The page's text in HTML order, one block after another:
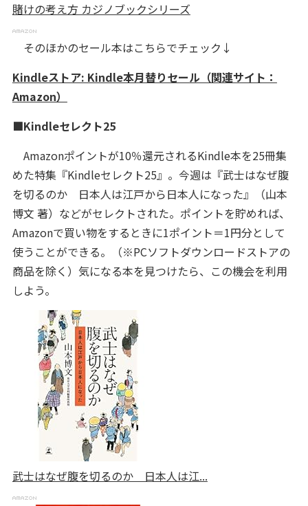
賭けの考え方 カジノブックシリーズ
そのほかのセール本はこちらでチェック↓
Kindleストア: Kindle本月替りセール（関連サイト：
Amazon）
■Kindleセレクト25
Amazonポイントが10％還元されるKindle本を25冊集
めた特集『Kindleセレクト25』。今週は『武士はなぜ腹
を切るのか 日本人は江戸から日本人になった』（山本
博文 著）などがセレクトされた。ポイントを貯めれば、
Amazonで買い物をするときに1ポイント＝1円分として
使うことができる。（※PCソフトダウンロードストアの
商品を除く）気になる本を見つけたら、この機会を利用
しよう。
武士はなぜ腹を切るのか 日本人は江...